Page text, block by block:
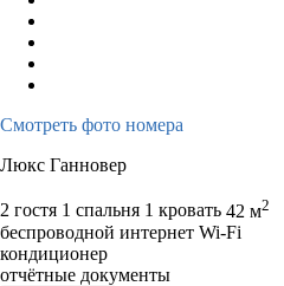
Смотреть фото номера
Люкс Ганновер
2 гостя 1 спальня 1 кровать 42 м2
беспроводной интернет Wi-Fi
кондиционер
отчётные документы